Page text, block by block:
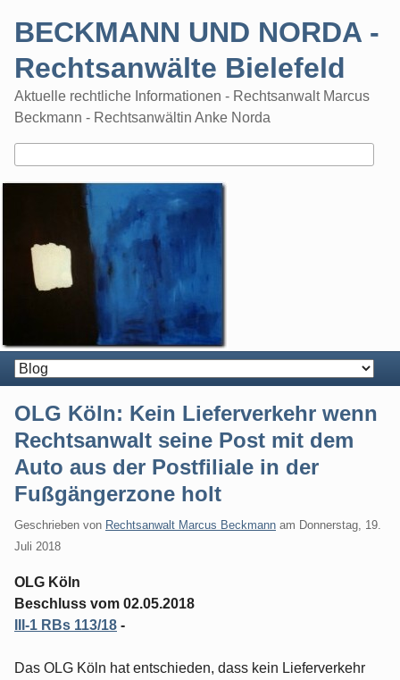
BECKMANN UND NORDA -
Rechtsanwälte Bielefeld
Aktuelle rechtliche Informationen - Rechtsanwalt Marcus
Beckmann - Rechtsanwältin Anke Norda
OLG Köln: Kein Lieferverkehr wenn
Rechtsanwalt seine Post mit dem
Auto aus der Postfiliale in der
Fußgängerzone holt
Geschrieben von Rechtsanwalt Marcus Beckmann am Donnerstag, 19.
Juli 2018
OLG Köln
Beschluss vom 02.05.2018
III-1 RBs 113/18 -
Das OLG Köln hat entschieden, dass kein Lieferverkehr